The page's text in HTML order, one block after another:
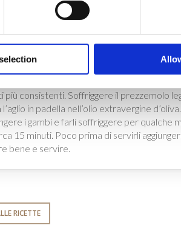
Tradizionale di Modena D.O.P.
dividendo il gambo dalle cappelle. I
più consistenti. Soffriggere il prezzemolo
in padella nell’olio extravergine
i gambi e farli soffriggere per qualche
15 minuti. Poco prima di servirli
bene e servire.
RICETTE